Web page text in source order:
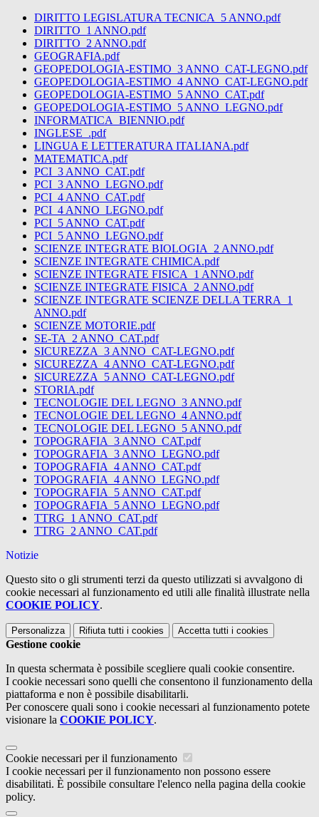
DIRITTO LEGISLATURA TECNICA_5 ANNO.pdf
DIRITTO_1 ANNO.pdf
DIRITTO_2 ANNO.pdf
GEOGRAFIA.pdf
GEOPEDOLOGIA-ESTIMO_3 ANNO_CAT-LEGNO.pdf
GEOPEDOLOGIA-ESTIMO_4 ANNO_CAT-LEGNO.pdf
GEOPEDOLOGIA-ESTIMO_5 ANNO_CAT.pdf
GEOPEDOLOGIA-ESTIMO_5 ANNO_LEGNO.pdf
INFORMATICA_BIENNIO.pdf
INGLESE_.pdf
LINGUA E LETTERATURA ITALIANA.pdf
MATEMATICA.pdf
PCI_3 ANNO_CAT.pdf
PCI_3 ANNO_LEGNO.pdf
PCI_4 ANNO_CAT.pdf
PCI_4 ANNO_LEGNO.pdf
PCI_5 ANNO_CAT.pdf
PCI_5 ANNO_LEGNO.pdf
SCIENZE INTEGRATE BIOLOGIA_2 ANNO.pdf
SCIENZE INTEGRATE CHIMICA.pdf
SCIENZE INTEGRATE FISICA_1 ANNO.pdf
SCIENZE INTEGRATE FISICA_2 ANNO.pdf
SCIENZE INTEGRATE SCIENZE DELLA TERRA_1
ANNO.pdf
SCIENZE MOTORIE.pdf
SE-TA_2 ANNO_CAT.pdf
SICUREZZA_3 ANNO_CAT-LEGNO.pdf
SICUREZZA_4 ANNO_CAT-LEGNO.pdf
SICUREZZA_5 ANNO_CAT-LEGNO.pdf
STORIA.pdf
TECNOLOGIE DEL LEGNO_3 ANNO.pdf
TECNOLOGIE DEL LEGNO_4 ANNO.pdf
TECNOLOGIE DEL LEGNO_5 ANNO.pdf
TOPOGRAFIA_3 ANNO_CAT.pdf
TOPOGRAFIA_3 ANNO_LEGNO.pdf
TOPOGRAFIA_4 ANNO_CAT.pdf
TOPOGRAFIA_4 ANNO_LEGNO.pdf
TOPOGRAFIA_5 ANNO_CAT.pdf
TOPOGRAFIA_5 ANNO_LEGNO.pdf
TTRG_1 ANNO_CAT.pdf
TTRG_2 ANNO_CAT.pdf
Notizie
Questo sito o gli strumenti terzi da questo utilizzati si avvalgono di
cookie necessari al funzionamento ed utili alle finalità illustrate nella
COOKIE POLICY.
Personalizza Rifiuta tutti i cookies Accetta tutti i cookies
Gestione cookie
In questa schermata è possibile scegliere quali cookie consentire.
I cookie necessari sono quelli che consentono il funzionamento della
piattaforma e non è possibile disabilitarli.
Per conoscere quali sono i cookie necessari al funzionamento potete
visionare la COOKIE POLICY.
Cookie necessari per il funzionamento
I cookie necessari per il funzionamento non possono essere
disabilitati. È possibile consultare l'elenco nella pagina della cookie
policy.